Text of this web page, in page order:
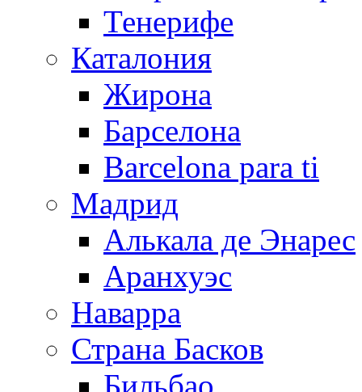
Тенерифе
Каталония
Жирона
Барселона
Barcelona para ti
Мадрид
Алькала де Энарес
Аранхуэс
Наварра
Страна Басков
Бильбао